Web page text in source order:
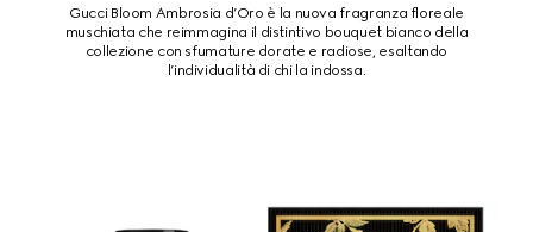
Gucci Bloom Ambrosia d’Oro è la nuova fragranza floreale
muschiata che reimmagina il distintivo bouquet bianco della
collezione con sfumature dorate e radiose, esaltando
l’individualità di chi la indossa.